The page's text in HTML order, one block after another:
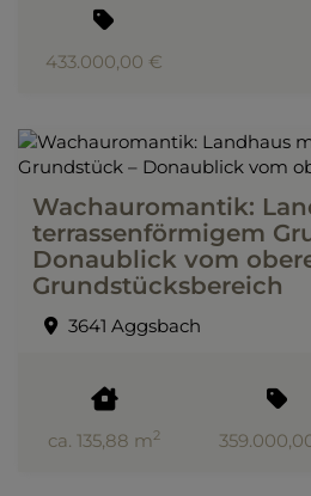
433.000,00 €
Wachauromantik:
terrassenförmigem
Donaublick vom
Grundstücksbereich
3641 Aggsbach
ca. 135,88 m2